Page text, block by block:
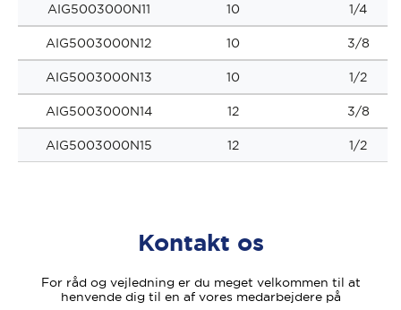
AIG5003000N11 10 1/4
AIG5003000N12 10 3/8
AIG5003000N13 10 1/2
AIG5003000N14 12 3/8
AIG5003000N15 12 1/2
Kontakt os
For råd og vejledning er du meget velkommen til at
henvende dig til en af vores medarbejdere på